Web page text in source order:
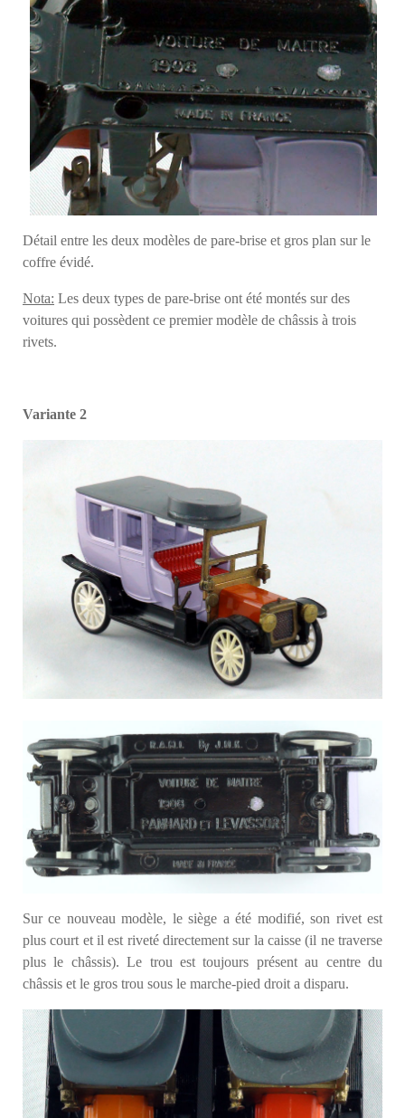
Détail entre les deux modèles de pare-brise et gros plan sur le
coffre évidé.
Nota: Les deux types de pare-brise ont été montés sur des
voitures qui possèdent ce premier modèle de châssis à trois
rivets.
Variante 2
Sur ce nouveau modèle, le siège a été modifié, son rivet est
plus court et il est riveté directement sur la caisse (il ne traverse
plus le châssis). Le trou est toujours présent au centre du
châssis et le gros trou sous le marche-pied droit a disparu.